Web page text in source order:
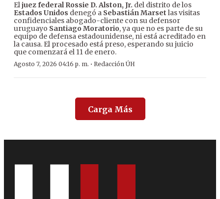
Eljuez federal Rossie D. Alston, Jr. del distrito de los
Estados Unidos denegó a Sebastián Marset las visitas
confidenciales abogado-cliente con su defensor
uruguayo Santiago Moratorio, ya que no es parte de su
equipo de defensa estadounidense, ni está acreditado en
la causa. El procesado está preso, esperando su juicio
que comenzará el 11 de enero.
Agosto 7, 2026 04:16 p. m. · Redacción ÚH
Carga Más